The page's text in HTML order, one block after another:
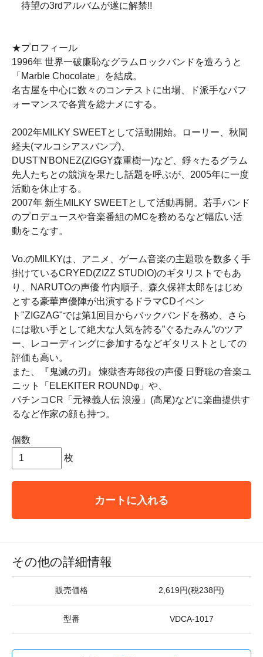
待望の3rdアルバムが遂に解禁!!
★プロフィール
1996年 世界一破廉恥なグラムロックバンドを造ろうと
「Marble Chocolate」を結成。
名古屋を中心に数々のコンテストに出場、ド派手なパフ
ォーマンスで各賞を総ナメにする。
2002年MILKY SWEETとして活動開始。ローリー、秋間
経夫(マルコシアスバンプ)、
DUST'N'BONEZ(ZIGGY森重樹一)など、錚々たるグラム
先人たちとの競演を果たし話題を呼ぶが、2005年に一度
活動を休止する。
2007年 新生MILKY SWEETとして活動再開。若手バンド
のプロデュースや音楽番組のMCを務めるなど幅広い活
動をこなす。
Vo.のMILKYは、アニメ、ゲーム音楽の主題歌を数多く手
掛けているCRYED(ZIZZ STUDIO)のギタリストでもあ
り、NARUTOの声優 竹内順子、森久保祥太郎をはじめ
とする豪華声優陣が出演するドラマCDイベン
ト"ZIGZAG"では第1回目からバックバンドを務め、さら
には歌い手として絶大な人気を誇る”ぐるたみん”のツア
ー、レコーディングに参加するなどギタリストとしての
評価も高い。
また、『鬼滅の刃』 煉獄杏寿郎役の声優 日野聡の音楽ユ
ニット「ELEKITER ROUNDφ」や、
パチンコCR「元禄義人伝 浪漫」(高尾)などに楽曲提供す
るなど作家の顔も持つ。
個数
枚
カートに入れる
その他の詳細情報
販売価格 2,619円(税238円)
型番 VDCA-1017